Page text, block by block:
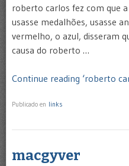
roberto carlos fez com que
usasse medalhões, usasse
vermelho, o azul, disseram
causa do roberto …
Continue reading ‘roberto
Publicado en links
macgyver